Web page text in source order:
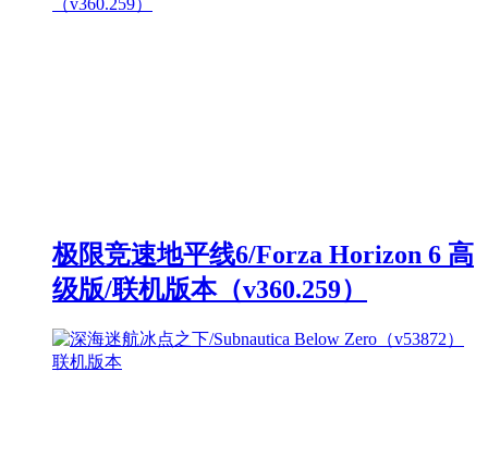
极限竞速地平线6/Forza Horizon 6 高
级版/联机版本（v360.259）